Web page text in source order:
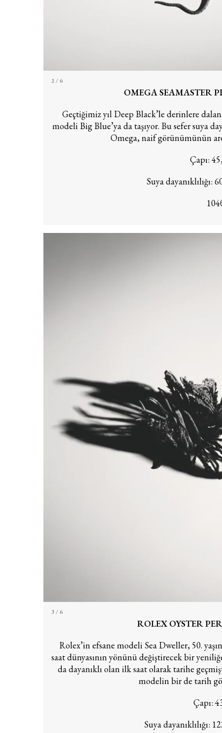
2/ 6
OMEGA SEAMASTER
Geçtiğimiz yıl Deep Black’le derinlere
modeli Big Blue’ya da taşıyor. Bu sefer suya
Omega, naif görünümünün
Çapı:
Suya dayanıklılığı:
3 / 6
ROLEX OYSTER
Rolex’in efsane modeli Sea Dweller, 50.
saat dünyasının yönünü değiştirecek bir
da dayanıklı olan ilk saat olarak tarihe
modelin bir de tarih
Çapı:
Suya dayanıklılığı: